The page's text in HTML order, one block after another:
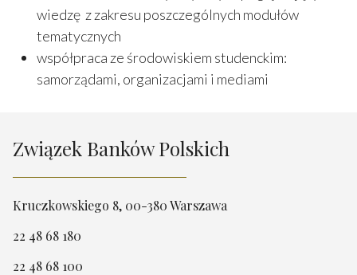
wiedzę z zakresu poszczególnych modułów
tematycznych
współpraca ze środowiskiem studenckim:
samorządami, organizacjami i mediami
Związek Banków Polskich
Kruczkowskiego 8, 00-380 Warszawa
22 48 68 180
22 48 68 100